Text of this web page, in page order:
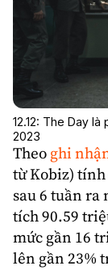
12.12: The Day
2023
Theo ghi
từ Kobiz) tính
sau 6 tuần ra
tích 90.59
mức gần 16
lên gần 23%